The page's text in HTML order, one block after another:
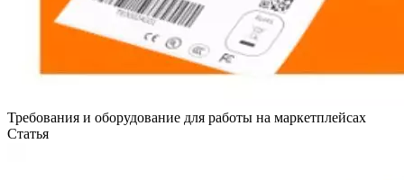
Требования и оборудование для работы на маркетплейсах
Статья